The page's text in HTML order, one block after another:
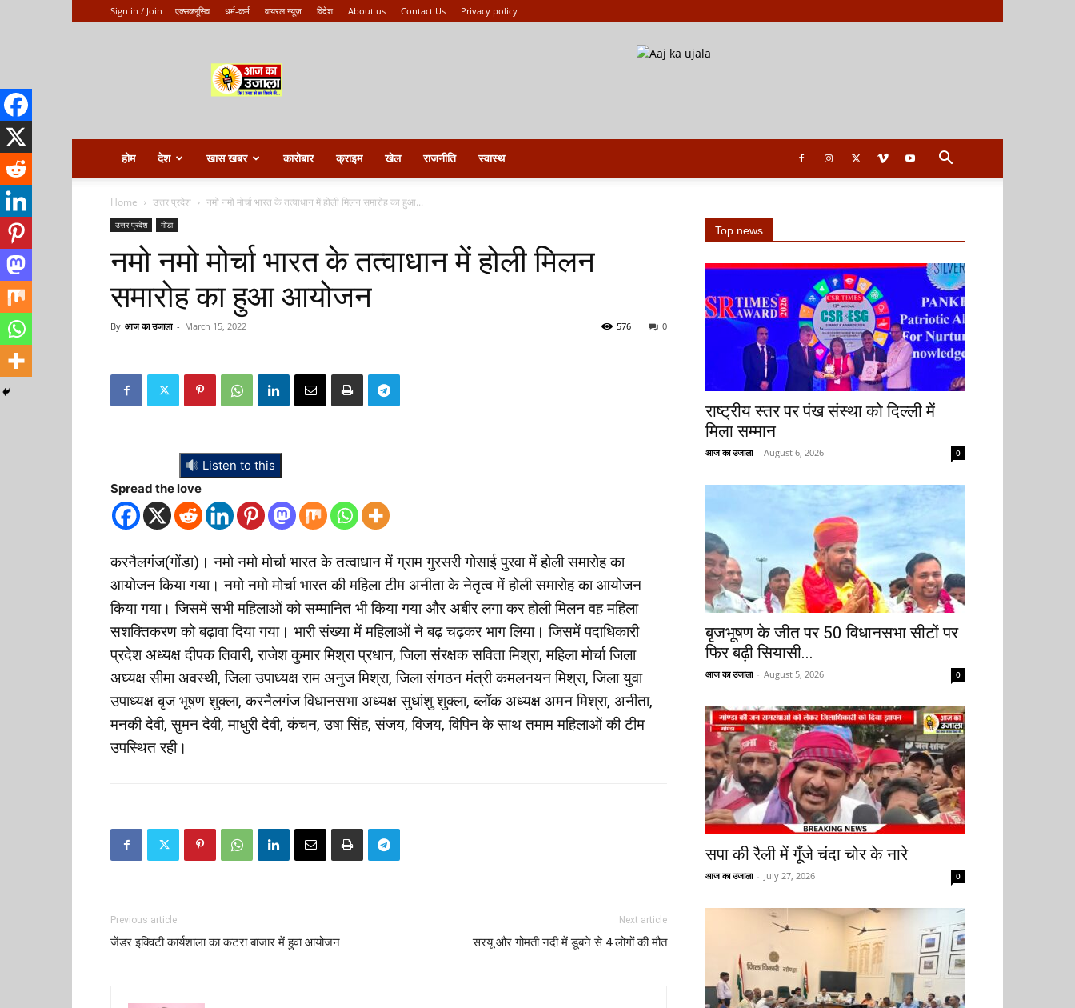
Sign in / Join एक्सक्लूसिव धर्म-कर्म वायरल न्यूज़ विदेश About us Contact Us Privacy policy
ka
ujala
होम देश खास खबर कारोबार क्राइम खेल राजनीति स्वास्थ
Home उत्तर प्रदेश नमो नमो मोर्चा भारत के तत्वाधान में होली मिलन समारोह का हुआ...
उत्तर प्रदेश गोंडा
नमो नमो मोर्चा भारत के तत्वाधान में होली मिलन
समारोह का हुआ आयोजन
By आज का उजाला - March 15, 2022 0
576
Listen to this
Spread the love
करनैलगंज(गोंडा)। नमो नमो मोर्चा भारत के तत्वाधान में ग्राम गुरसरी गोसाई पुरवा में होली समारोह का
आयोजन किया गया। नमो नमो मोर्चा भारत की महिला टीम अनीता के नेतृत्व में होली समारोह का आयोजन
किया गया। जिसमें सभी महिलाओं को सम्मानित भी किया गया और अबीर लगा कर होली मिलन वह महिला
सशक्तिकरण को बढ़ावा दिया गया। भारी संख्या में महिलाओं ने बढ़ चढ़कर भाग लिया। जिसमें पदाधिकारी
प्रदेश अध्यक्ष दीपक तिवारी, राजेश कुमार मिश्रा प्रधान, जिला संरक्षक सविता मिश्रा, महिला मोर्चा जिला
अध्यक्ष सीमा अवस्थी, जिला उपाध्यक्ष राम अनुज मिश्रा, जिला संगठन मंत्री कमलनयन मिश्रा, जिला युवा
उपाध्यक्ष बृज भूषण शुक्ला, करनैलगंज विधानसभा अध्यक्ष सुधांशु शुक्ला, ब्लॉक अध्यक्ष अमन मिश्रा, अनीता,
मनकी देवी, सुमन देवी, माधुरी देवी, कंचन, उषा सिंह, संजय, विजय, विपिन के साथ तमाम महिलाओं की टीम
उपस्थित रही।
Previous article
जेंडर इक्विटी कार्यशाला का कटरा बाजार में हुवा आयोजन
Next article
सरयू और गोमती नदी में डूबने से 4 लोगों की मौत
Top news
राष्ट्रीय स्तर पर पंख संस्था को दिल्ली में
मिला सम्मान
आज का उजाला - August 6, 2026 0
बृजभूषण के जीत पर 50 विधानसभा सीटों पर
फिर बढ़ी सियासी...
आज का उजाला - August 5, 2026 0
सपा की रैली में गूँजे चंदा चोर के नारे
आज का उजाला - July 27, 2026 0